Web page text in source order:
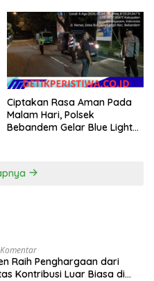
Ciptakan Rasa Aman Pada
Malam Hari, Polsek
Bebandem Gelar Blue Light
Raih Penghargaan dari
Kontribusi Luar Biasa di